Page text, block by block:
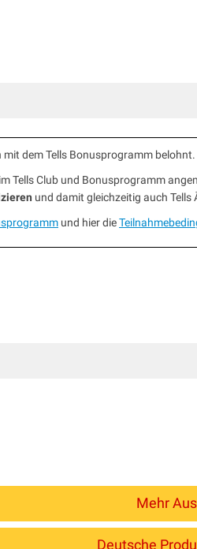
mit dem Tells Bonusprogramm belohnt.
Tells Club und Bonusprogramm
und damit gleichzeitig auch
und hier die
Mehr
Deutsche